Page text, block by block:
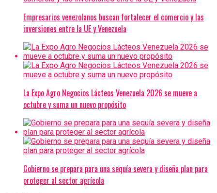
Empresarios venezolanos buscan fortalecer el comercio y las
inversiones entre la UE y Venezuela
La Expo Agro Negocios Lácteos Venezuela 2026 se mueve a
octubre y suma un nuevo propósito
Gobierno se prepara para una sequía severa y diseña plan para
proteger al sector agrícola